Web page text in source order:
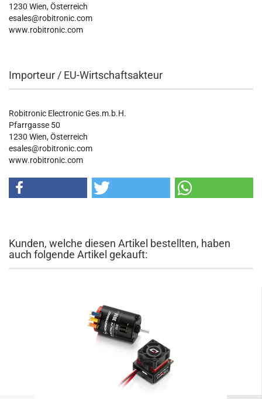
1230 Wien, Österreich
esales@robitronic.com
www.robitronic.com
Importeur / EU-Wirtschaftsakteur
Robitronic Electronic Ges.m.b.H.
Pfarrgasse 50
1230 Wien, Österreich
esales@robitronic.com
www.robitronic.com
Kunden, welche diesen Artikel bestellten, haben
auch folgende Artikel gekauft: